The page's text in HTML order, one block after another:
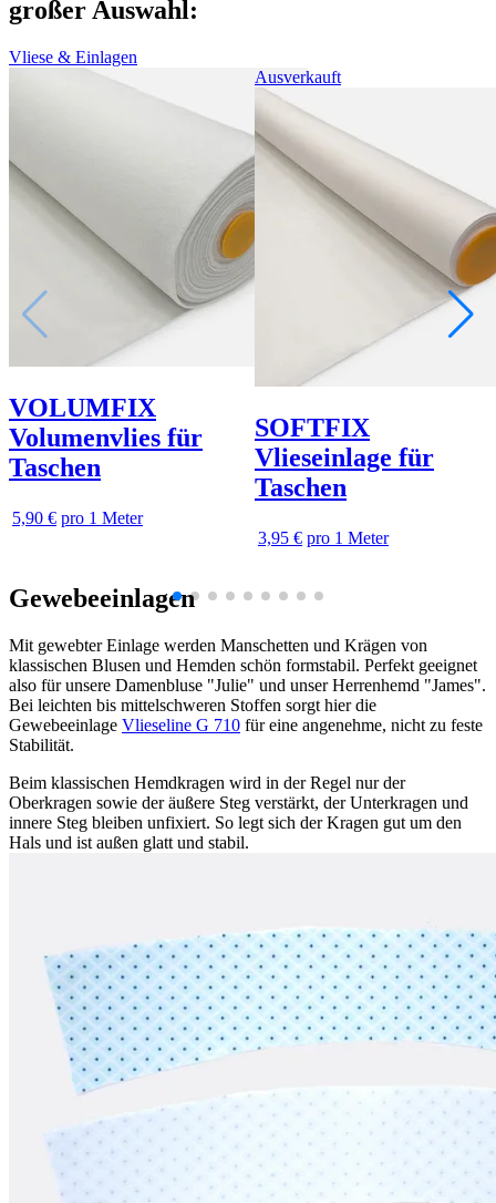
großer Auswahl:
Vliese & Einlagen
VOLUMFIX
Volumenvlies für
Taschen
5,90 € pro 1 Meter
Ausverkauft
SOFTFIX
Vlieseinlage für
Taschen
3,95 € pro 1 Meter
Gewebeeinlagen
Mit gewebter Einlage werden Manschetten und Krägen von
klassischen Blusen und Hemden schön formstabil. Perfekt geeignet
also für unsere Damenbluse "Julie" und unser Herrenhemd "James".
Bei leichten bis mittelschweren Stoffen sorgt hier die
Gewebeeinlage Vlieseline G 710 für eine angenehme, nicht zu feste
Stabilität.
Beim klassischen Hemdkragen wird in der Regel nur der
Oberkragen sowie der äußere Steg verstärkt, der Unterkragen und
innere Steg bleiben unfixiert. So legt sich der Kragen gut um den
Hals und ist außen glatt und stabil.